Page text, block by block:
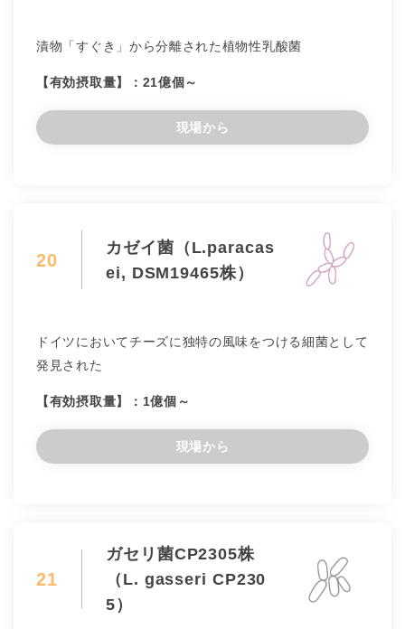
漬物「すぐき」から分離された植物性乳酸菌
【有効摂取量】：21億個～
現場から
20
カゼイ菌（L.paracas
ei, DSM19465株）
ドイツにおいてチーズに独特の風味をつける細菌として
発見された
【有効摂取量】：1億個～
現場から
21
ガセリ菌CP2305株
（L. gasseri CP230
5）